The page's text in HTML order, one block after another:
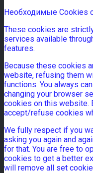
Необходимые Cookies
These cookies are
services available
features.
Because these cookies
website, refusing them
functions. You always
changing your browser
cookies on this website.
accept/refuse cookies
We fully respect if you
asking you again and
for that. You are free to
cookies to get a better
will remove all set